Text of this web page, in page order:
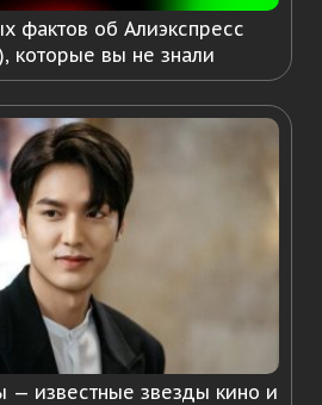
фактов об Алиэкспресс
которые вы не знали
— известные звезды кино и